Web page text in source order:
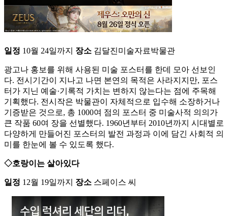
일정 10월 24일까지 장소 김달진미술자료박물관
광고나 홍보를 위해 사용된 미술 포스터를 한데 모아 선보인
다. 전시기간이 지나고 나면 본연의 목적은 사라지지만, 포스
터가 지닌 예술·기록적 가치는 변하지 않는다는 점에 주목해
기획했다. 전시작은 박물관이 자체적으로 입수해 소장하거나
기증받은 것으로, 총 1000여 점의 포스터 중 미술사적 의의가
큰 작품 60여 장을 선별했다. 1960년부터 2010년까지 시대별로
다양하게 만들어진 포스터의 발전 과정과 이에 담긴 사회적 의
미를 한눈에 볼 수 있도록 했다.
◇호랑이는 살아있다
일정 12월 19일까지 장소 스페이스 씨